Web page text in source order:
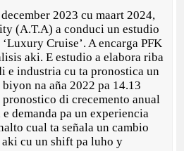
2023 cu maart 2024,
(A.T.A) a conduci un estudio
Cruise’. A encarga PFK
aki. E estudio a elabora riba
e industria cu ta pronostica un
na aña 2022 pa 14.13
di crecemento anual
demanda pa un experiencia
cual ta señala un cambio
cu un shift pa luho y